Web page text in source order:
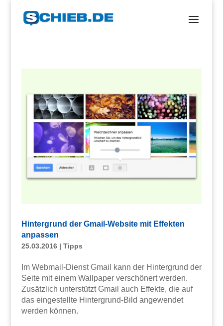
Hintergrund der Gmail-Website mit Effekten
anpassen
25.03.2016| Tipps
Im Webmail-Dienst Gmail kann der Hintergrund der
Seite mit einem Wallpaper verschönert werden.
Zusätzlich unterstützt Gmail auch Effekte, die auf
das eingestellte Hintergrund-Bild angewendet
werden können.